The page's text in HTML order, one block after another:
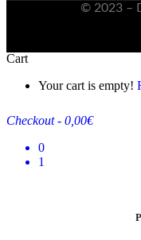
© 2023 –
Cart
Your cart is empty!
Checkout - 0,00€
0
1